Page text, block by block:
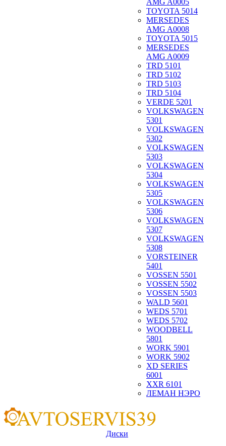
AMG A0005
TOYOTA 5014
MERSEDES
AMG A0008
TOYOTA 5015
MERSEDES
AMG A0009
TRD 5101
TRD 5102
TRD 5103
TRD 5104
VERDE 5201
VOLKSWAGEN
5301
VOLKSWAGEN
5302
VOLKSWAGEN
5303
VOLKSWAGEN
5304
VOLKSWAGEN
5305
VOLKSWAGEN
5306
VOLKSWAGEN
5307
VOLKSWAGEN
5308
VORSTEINER
5401
VOSSEN 5501
VOSSEN 5502
VOSSEN 5503
WALD 5601
WEDS 5701
WEDS 5702
WOODBELL
5801
WORK 5901
WORK 5902
XD SERIES
6001
XXR 6101
ЛЕМАН НЭРО
Диски